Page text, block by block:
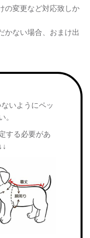
の変更など対応致しか
かない場合、おまけ出
いようにペッ
する必要があ